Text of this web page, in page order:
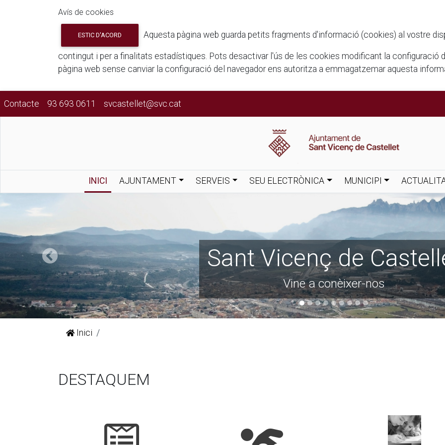
Avís de cookies
ESTIC D'ACORD Aquesta pàgina web guarda petits fragments d'informació (cookies) al vostre
contingut i per a finalitats estadístiques. Pots desactivar l'ús de les cookies modificant la configuració
pàgina web sense canviar la configuració del navegador ens autoritza a emmagatzemar aquesta
Contacte 93 693 0611 svcastellet@svc.cat
INICI AJUNTAMENT SERVEIS SEU ELECTRÒNICA MUNICIPI
Som Vapor!
Visita el lloc web de la Fira del Vapor
Previous
Inici
DESTAQUEM